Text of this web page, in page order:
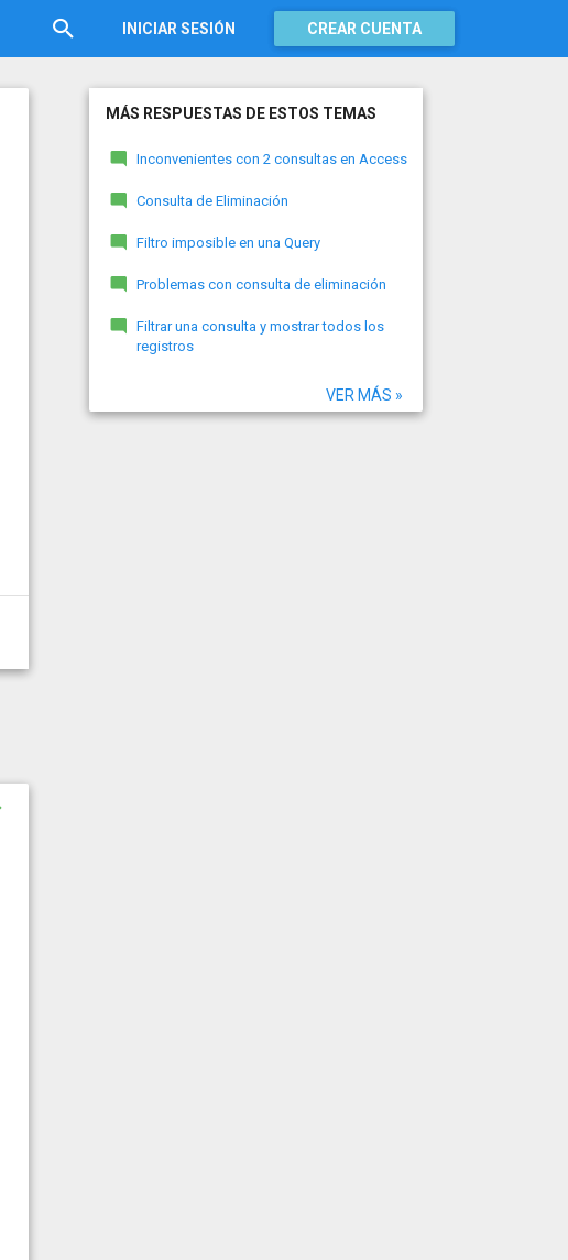
INICIAR SESIÓN CREAR CUENTA
MÁS RESPUESTAS DE ESTOS TEMAS
Inconvenientes con 2 consultas en Access
Consulta de Eliminación
Filtro imposible en una Query
Problemas con consulta de eliminación
Filtrar una consulta y mostrar todos los
registros
VER MÁS »